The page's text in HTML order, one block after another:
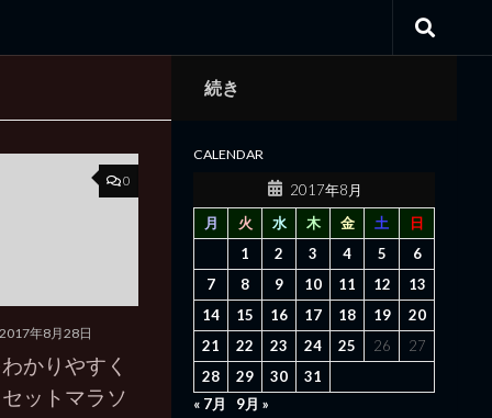
0
2017年8月28日
かりやすく
ットマラソ
続き
CALENDAR
2017年8月
月
火 水 木 金 土
日
1
2 3 4 5
6
7
8 9 10 11 12
13
14
15 16 17 18 19
20
21
22 23 24 25 26
27
28
29 30
31
« 7月
9月 »